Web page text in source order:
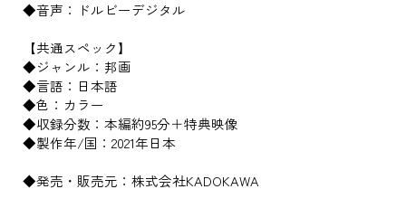
◆音声：ドルビーデジタル
【共通スペック】
◆ジャンル：邦画
◆言語：日本語
◆色：カラー
◆収録分数：本編約95分＋特典映像
◆製作年/国：2021年日本
◆発売・販売元：株式会社KADOKAWA